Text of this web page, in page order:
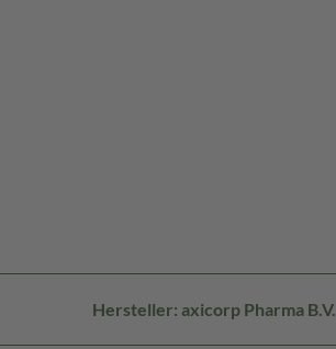
Hersteller: axicorp Pharma B.V.